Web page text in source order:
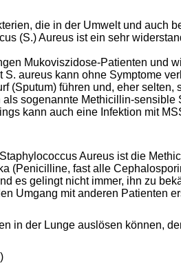
die in der Umwelt und auch
(S.) Aureus ist ein sehr
Mukoviszidose-Patienten und
S. aureus kann ohne Symptome
(Sputum) führen und, eher
sogenannte Methicillin-
kann auch eine Infektion mit
Aureus ist die
(Penicilline, fast alle
es gelingt nicht immer, ihn zu
Umgang mit anderen Patienten
in der Lunge auslösen können,